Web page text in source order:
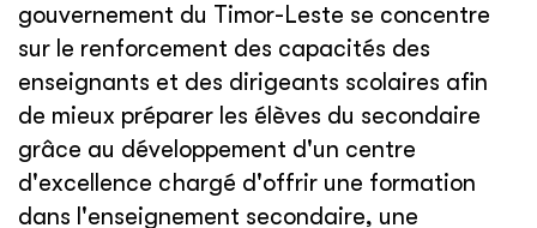
gouvernement du Timor-Leste se concentre
sur le renforcement des capacités des
enseignants et des dirigeants scolaires afin
de mieux préparer les élèves du secondaire
grâce au développement d'un centre
d'excellence chargé d'offrir une formation
dans l'enseignement secondaire, une